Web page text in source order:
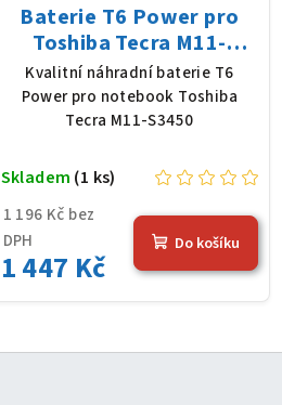
Baterie T6 Power pro
Toshiba Tecra M11-
S3450, Li-Ion, 10,8 V,
5200 mAh (56 Wh), černá
Kvalitní náhradní baterie T6
Power pro notebook Toshiba
Tecra M11-S3450
1 196 Kč bez
DPH
1 447 Kč
Skladem (1 ks)
Do košíku